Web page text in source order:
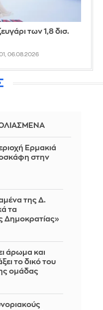
των 1,8 δισ.
06.08.2026
Ερμακιά
στην
της Δ.
τα
Δημοκρατίας»
άρωμα και
το δικό του
ομάδας